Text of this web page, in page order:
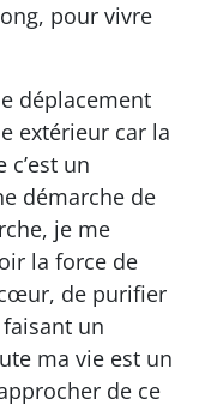
pour vivre
déplacement
extérieur car la
un
démarche de
je me
la force de
de purifier
un
ma vie est un
de ce